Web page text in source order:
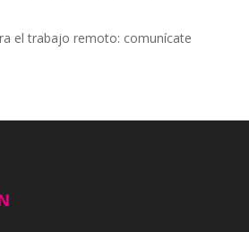
el trabajo remoto: comunícate